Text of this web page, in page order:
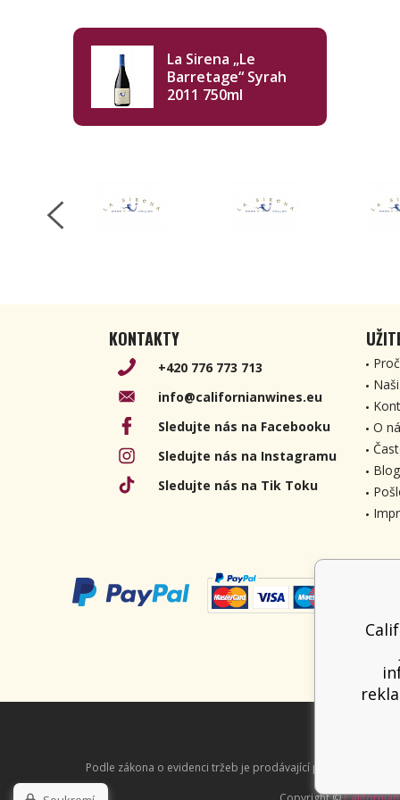
La Sirena „Le
Barretage“ Syrah
2011 750ml
KONTAKTY
+420 776 773 713
info@californianwines.eu
Sledujte nás na Facebooku
Sledujte nás na Instagramu
Sledujte nás na Tik Toku
O
Blog
Podle zákona o evidenci tržeb je prodávající povinen